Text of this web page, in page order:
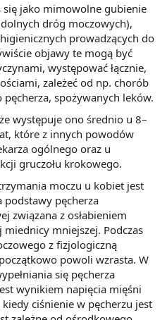
jako mimowolne gubienie
dróg moczowych),
prowadzących do
objawy te mogą być
występować łącznie,
zależeć od np. chorób
pęcherza, spożywanych leków.
występuje ono średnio u 8–
które z innych powodów
ogólnego oraz u
gruczołu krokowego.
moczu u kobiet jest
podstawy pęcherza
związana z osłabieniem
mniejszej. Podczas
z fizjologiczną
powoli wzrasta. W
się pęcherza
wynikiem napięcia mięśni
ciśnienie w pęcherzu jest